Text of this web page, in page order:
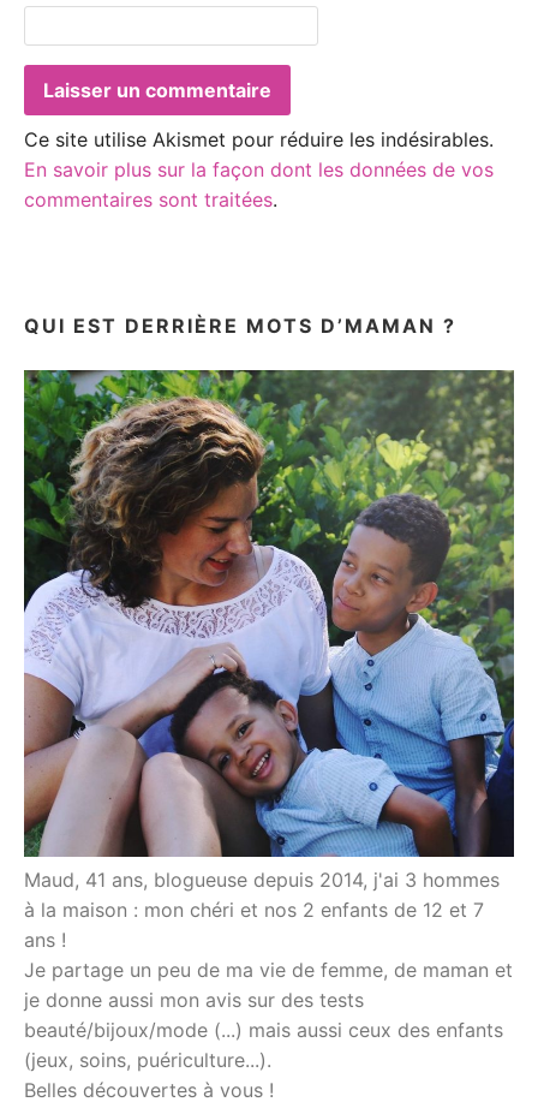
Ce site utilise Akismet pour réduire les indésirables.
En savoir plus sur la façon dont les données de vos
commentaires sont traitées.
QUI EST DERRIÈRE MOTS D’MAMAN ?
Maud, 41 ans, blogueuse depuis 2014, j'ai 3 hommes
à la maison : mon chéri et nos 2 enfants de 12 et 7
ans !
Je partage un peu de ma vie de femme, de maman et
je donne aussi mon avis sur des tests
beauté/bijoux/mode (...) mais aussi ceux des enfants
(jeux, soins, puériculture...).
Belles découvertes à vous !